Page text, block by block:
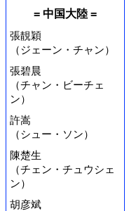
= 中国大陸 =
張靚穎
（ジェーン・チャン）
張碧晨
（チャン・ビーチェ
ン）
許嵩
（シュー・ソン）
陳楚生
（チェン・チュウシェ
ン）
胡彦斌